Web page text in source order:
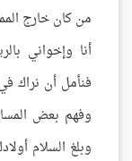
من كان خارج
أنا وإخواني
فنأمل أن نراك
وفهم بعض
وبلغ السلام